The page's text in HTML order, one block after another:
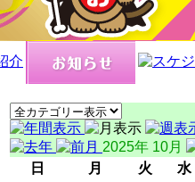
2025年 10月
日
月 火
水